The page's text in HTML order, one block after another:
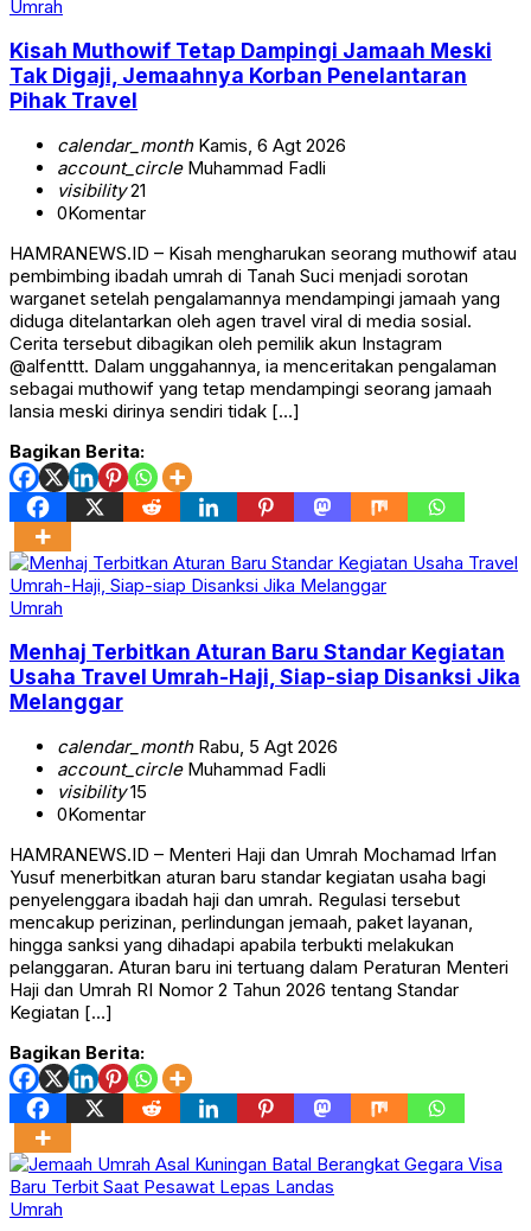
Umrah
Kisah Muthowif Tetap Dampingi Jamaah Meski
Tak Digaji, Jemaahnya Korban Penelantaran
Pihak Travel
calendar_monthKamis, 6 Agt 2026
account_circleMuhammad Fadli
visibility21
0Komentar
HAMRANEWS.ID – Kisah mengharukan seorang muthowif atau
pembimbing ibadah umrah di Tanah Suci menjadi sorotan
warganet setelah pengalamannya mendampingi jamaah yang
diduga ditelantarkan oleh agen travel viral di media sosial.
Cerita tersebut dibagikan oleh pemilik akun Instagram
@alfenttt. Dalam unggahannya, ia menceritakan pengalaman
sebagai muthowif yang tetap mendampingi seorang jamaah
lansia meski dirinya sendiri tidak […]
Bagikan Berita:
Umrah
Menhaj Terbitkan Aturan Baru Standar Kegiatan
Usaha Travel Umrah-Haji, Siap-siap Disanksi Jika
Melanggar
calendar_monthRabu, 5 Agt 2026
account_circleMuhammad Fadli
visibility15
0Komentar
HAMRANEWS.ID – Menteri Haji dan Umrah Mochamad Irfan
Yusuf menerbitkan aturan baru standar kegiatan usaha bagi
penyelenggara ibadah haji dan umrah. Regulasi tersebut
mencakup perizinan, perlindungan jemaah, paket layanan,
hingga sanksi yang dihadapi apabila terbukti melakukan
pelanggaran. Aturan baru ini tertuang dalam Peraturan Menteri
Haji dan Umrah RI Nomor 2 Tahun 2026 tentang Standar
Kegiatan […]
Bagikan Berita:
Umrah